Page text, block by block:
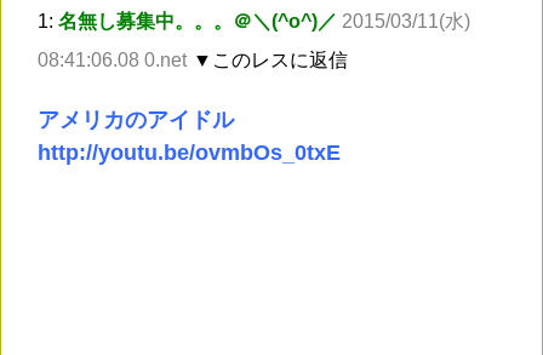
1: 名無し募集中。。。＠＼(^o^)／ 2015/03/11(水)
08:41:06.08 0.net ▼このレスに返信
アメリカのアイドル
http://youtu.be/ovmbOs_0txE